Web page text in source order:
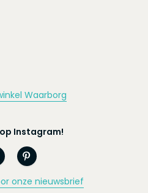
Waarborg
Instagram!
onze nieuwsbrief